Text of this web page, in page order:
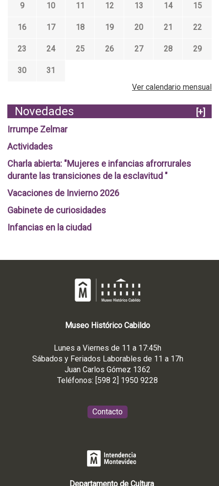
9 10 11 12 13 14 15
16 17 18 19 20 21 22
23 24 25 26 27 28 29
30
31
Ver calendario mensual
Novedades
[+]
Irrumpe Zelmar
Actividades
Charla abierta: "Mujeres e infancias afrorrurales
durante las transiciones de la esclavitud "
Vacaciones de Invierno 2026
Gabinete de curiosidades
Infancias en la ciudad
Museo Histórico Cabildo
Lunes a Viernes de 11 a 17:45h
Sábados y Feriados Laborables de 11 a 17h
Juan Carlos Gómez 1362
Teléfonos: [598 2] 1950 9228
Contacto
Departamento de Cultura